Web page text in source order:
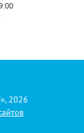
2026